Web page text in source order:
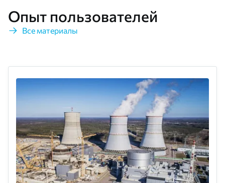
Опыт пользователей
Все материалы